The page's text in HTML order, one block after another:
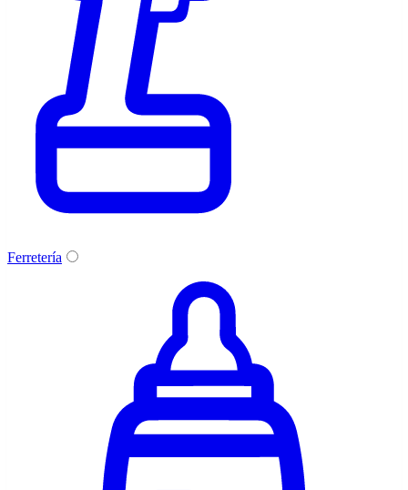
Ferretería